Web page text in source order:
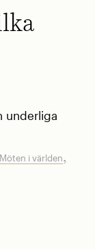
underliga
Möten i världen,